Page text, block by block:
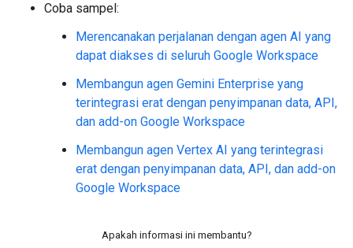
Coba sampel:
Merencanakan perjalanan dengan agen AI yang
dapat diakses di seluruh Google Workspace
Membangun agen Gemini Enterprise yang
terintegrasi erat dengan penyimpanan data, API,
dan add-on Google Workspace
Membangun agen Vertex AI yang terintegrasi
erat dengan penyimpanan data, API, dan add-on
Google Workspace
Apakah informasi ini membantu?